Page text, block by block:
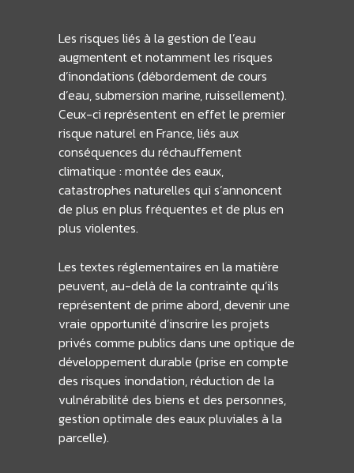
Les risques liés à la gestion de l’eau
augmentent et notamment les risques
d’inondations (débordement de cours
d’eau, submersion marine, ruissellement).
Ceux-ci représentent en effet le premier
risque naturel en France, liés aux
conséquences du réchauffement
climatique : montée des eaux,
catastrophes naturelles qui s’annoncent
de plus en plus fréquentes et de plus en
plus violentes.
Les textes réglementaires en la matière
peuvent, au-delà de la contrainte qu’ils
représentent de prime abord, devenir une
vraie opportunité d’inscrire les projets
privés comme publics dans une optique de
développement durable (prise en compte
des risques inondation, réduction de la
vulnérabilité des biens et des personnes,
gestion optimale des eaux pluviales à la
parcelle).